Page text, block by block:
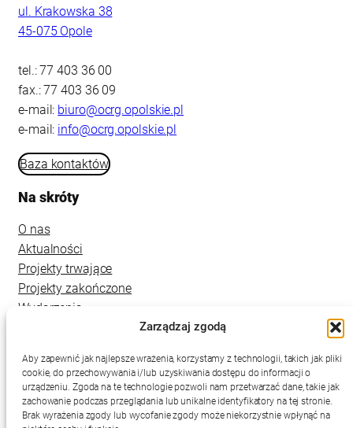
Zarządzaj zgodą
Aby zapewnić jak najlepsze wrażenia, korzystamy z technologii, takich jak pliki
cookie, do przechowywania i/lub uzyskiwania dostępu do informacji o
urządzeniu. Zgoda na te technologie pozwoli nam przetwarzać dane, takie jak
zachowanie podczas przeglądania lub unikalne identyfikatory na tej stronie.
Brak wyrażenia zgody lub wycofanie zgody może niekorzystnie wpłynąć na
ul. Krakowska 38
45-075 Opole
tel.: 77 403 36 00
fax.: 77 403 36 09
e-mail: biuro@ocrg.opolskie.pl
e-mail: info@ocrg.opolskie.pl
Baza kontaktów
Na skróty
O nas
Aktualności
Projekty trwające
Projekty zakończone
Wydarzenia